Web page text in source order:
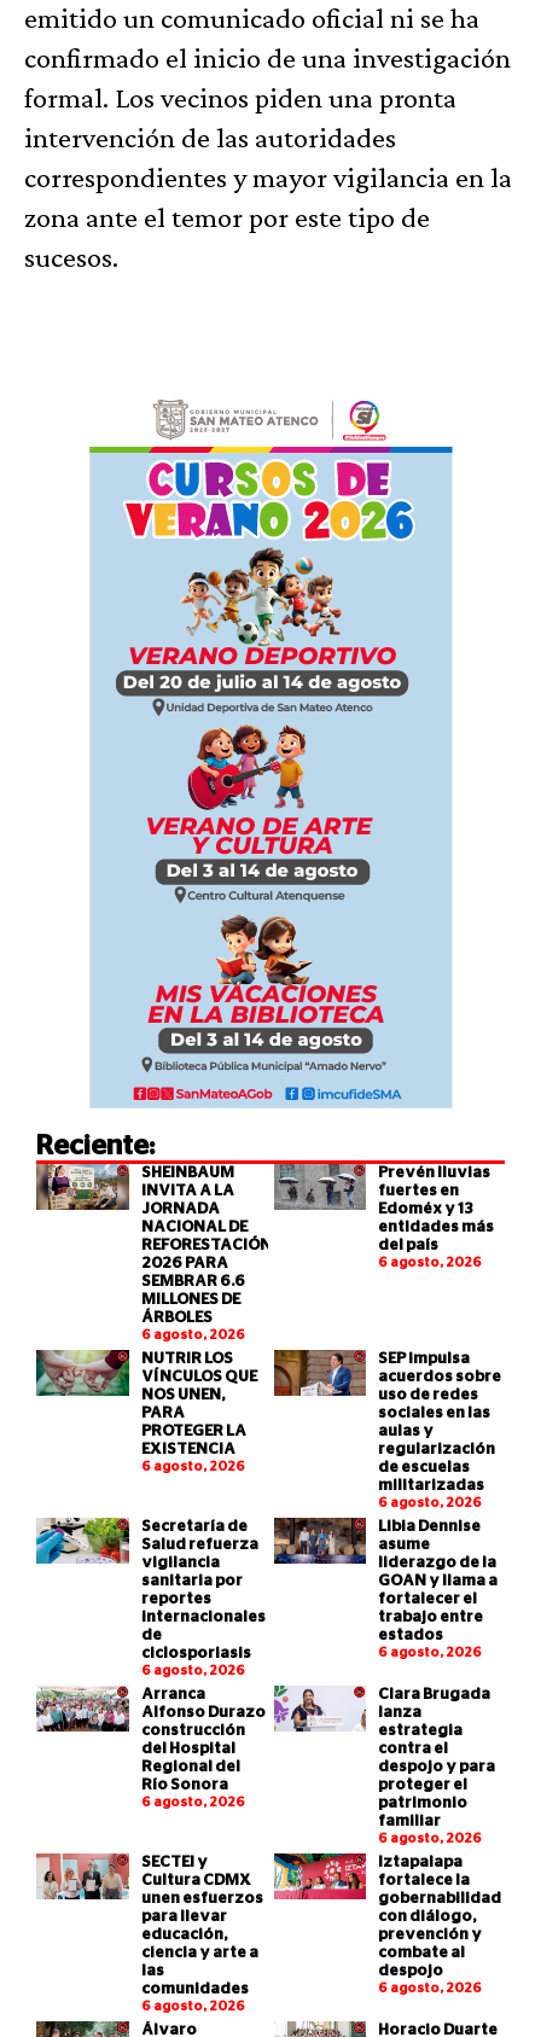
emitido un comunicado oficial ni se ha
confirmado el inicio de una investigación
formal. Los vecinos piden una pronta
intervención de las autoridades
correspondientes y mayor vigilancia en la
zona ante el temor por este tipo de
sucesos.
Reciente:
SHEINBAUM
INVITA A LA
JORNADA
NACIONAL DE
REFORESTACIÓN
2026 PARA
SEMBRAR 6.6
MILLONES DE
ÁRBOLES
6 agosto, 2026
Prevén lluvias
fuertes en
Edoméx y 13
entidades más
del país
6 agosto, 2026
NUTRIR LOS
VÍNCULOS QUE
NOS UNEN,
PARA
PROTEGER LA
EXISTENCIA
6 agosto, 2026
SEP impulsa
acuerdos sobre
uso de redes
sociales en las
aulas y
regularización
de escuelas
militarizadas
6 agosto, 2026
Secretaría de
Salud refuerza
vigilancia
sanitaria por
reportes
internacionales
de
ciclosporiasis
6 agosto, 2026
Libia Dennise
asume
liderazgo de la
GOAN y llama a
fortalecer el
trabajo entre
estados
6 agosto, 2026
Arranca
Alfonso Durazo
construcción
del Hospital
Regional del
Río Sonora
6 agosto, 2026
Clara Brugada
lanza
estrategia
contra el
despojo y para
proteger el
patrimonio
familiar
6 agosto, 2026
SECTEI y
Cultura CDMX
unen esfuerzos
para llevar
educación,
ciencia y arte a
las
comunidades
6 agosto, 2026
Iztapalapa
fortalece la
gobernabilidad
con diálogo,
prevención y
combate al
despojo
6 agosto, 2026
Álvaro Horacio Duarte